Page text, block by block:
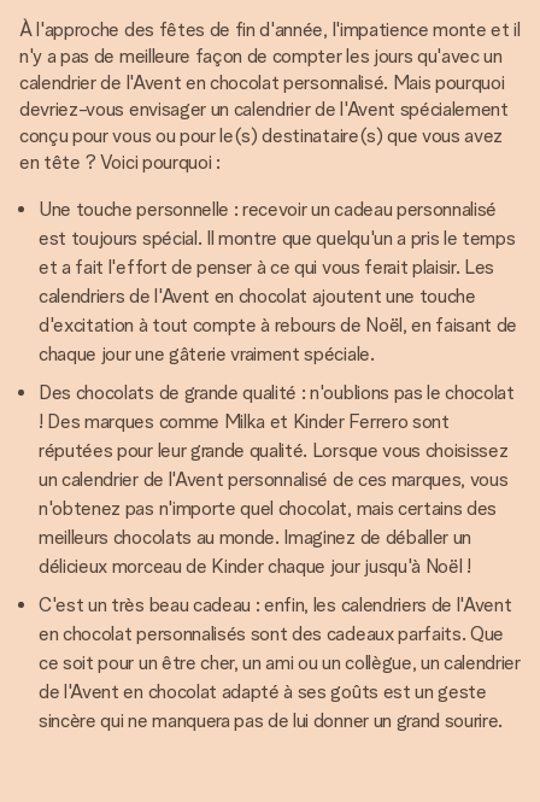
À l'approche des fêtes de fin d'année, l'impatience monte et il
n'y a pas de meilleure façon de compter les jours qu'avec un
calendrier de l'Avent en chocolat personnalisé. Mais pourquoi
devriez-vous envisager un calendrier de l'Avent spécialement
conçu pour vous ou pour le(s) destinataire(s) que vous avez
en tête ? Voici pourquoi :
Une touche personnelle : recevoir un cadeau personnalisé
est toujours spécial. Il montre que quelqu'un a pris le temps
et a fait l'effort de penser à ce qui vous ferait plaisir. Les
calendriers de l'Avent en chocolat ajoutent une touche
d'excitation à tout compte à rebours de Noël, en faisant de
chaque jour une gâterie vraiment spéciale.
Des chocolats de grande qualité : n'oublions pas le chocolat
! Des marques comme Milka et Kinder Ferrero sont
réputées pour leur grande qualité. Lorsque vous choisissez
un calendrier de l'Avent personnalisé de ces marques, vous
n'obtenez pas n'importe quel chocolat, mais certains des
meilleurs chocolats au monde. Imaginez de déballer un
délicieux morceau de Kinder chaque jour jusqu'à Noël !
C'est un très beau cadeau : enfin, les calendriers de l'Avent
en chocolat personnalisés sont des cadeaux parfaits. Que
ce soit pour un être cher, un ami ou un collègue, un calendrier
de l'Avent en chocolat adapté à ses goûts est un geste
sincère qui ne manquera pas de lui donner un grand sourire.